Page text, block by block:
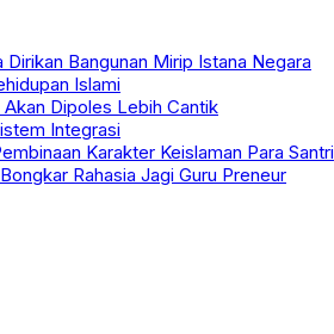
Bangunan Mirip Istana Negara
Islami
Dipoles Lebih Cantik
Integrasi
Karakter Keislaman Para Santri
Rahasia Jagi Guru Preneur